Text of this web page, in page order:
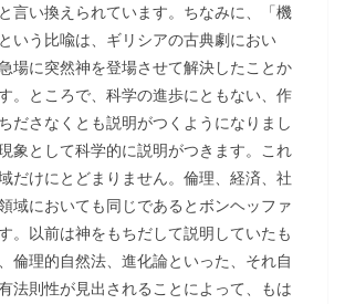
言い換えられています。ちなみに、「機
いう比喩は、ギリシアの古典劇におい
場に突然神を登場させて解決したことか
。ところで、科学の進歩にともない、作
ださなくとも説明がつくようになりまし
象として科学的に説明がつきます。これ
だけにとどまりません。倫理、経済、社
域においても同じであるとボンヘッファ
。以前は神をもちだして説明していたも
倫理的自然法、進化論といった、それ自
法則性が見出されることによって、もは